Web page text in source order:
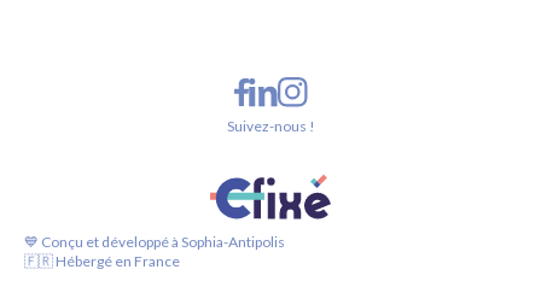
💙 Conçu et développé à Sophia-Antipolis
🇫🇷 Hébergé en France
Suivez-nous !